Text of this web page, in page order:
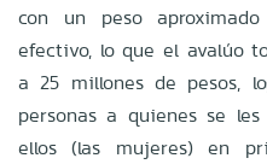
con un peso
efectivo, lo que el avalúo
a 25 millones de pesos,
personas a quienes se
ellos (las mujeres) en